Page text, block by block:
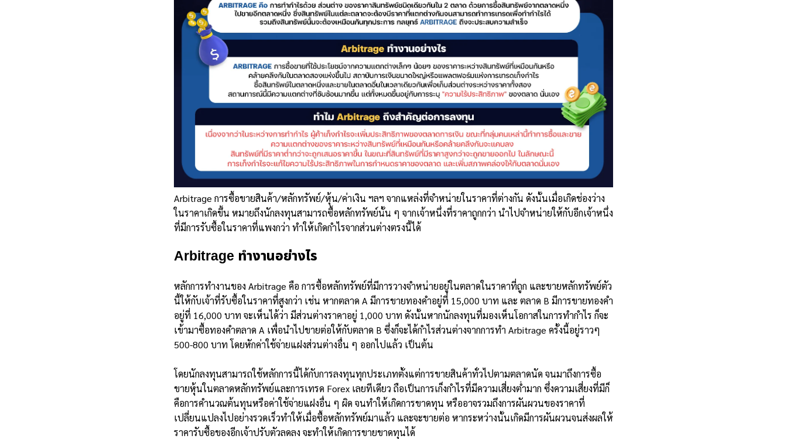
Arbitrage การซื้อขายสินค้า/หลักทรัพย์/หุ้น/ค่าเงิน ฯลฯ จากแหล่งที่จำหน่ายในราคาที่ต่างกัน ดังนั้นเมื่อเกิดช่องว่าง
ในราคาเกิดขึ้น หมายถึงนักลงทุนสามารถซื้อหลักทรัพย์นั้น ๆ จากเจ้าหนึ่งที่ราคาถูกกว่า นำไปจำหน่ายให้กับอีกเจ้าหนึ่ง
ที่มีการรับซื้อในราคาที่แพงกว่า ทำให้เกิดกำไรจากส่วนต่างตรงนี้ได้
Arbitrage ทำงานอย่างไร
หลักการทำงานของ Arbitrage คือ การซื้อหลักทรัพย์ที่มีการวางจำหน่ายอยู่ในตลาดในราคาที่ถูก และขายหลักทรัพย์ตัว
นี้ให้กับเจ้าที่รับซื้อในราคาที่สูงกว่า เช่น หากตลาด A มีการขายทองคำอยู่ที่ 15,000 บาท และ ตลาด B มีการขายทองคำ
อยู่ที่ 16,000 บาท จะเห็นได้ว่า มีส่วนต่างราคาอยู่ 1,000 บาท ดังนั้นหากนักลงทุนที่มองเห็นโอกาสในการทำกำไร ก็จะ
เข้ามาซื้อทองคำตลาด A เพื่อนำไปขายต่อให้กับตลาด B ซึ่งก็จะได้กำไรส่วนต่างจากการทำ Arbitrage ครั้งนี้อยู่ราวๆ
500-800 บาท โดยหักค่าใช้จ่ายแฝงส่วนต่างอื่น ๆ ออกไปแล้ว เป็นต้น
โดยนักลงทุนสามารถใช้หลักการนี้ได้กับการลงทุนทุกประเภทตั้งแต่การขายสินค้าทั่วไปตามตลาดนัด จนมาถึงการซื้อ
ขายหุ้นในตลาดหลักทรัพย์และการเทรด Forex เลยทีเดียว ถือเป็นการเก็งกำไรที่มีความเสี่ยงต่ำมาก ซึ่งความเสี่ยงที่มีก็
คือการคำนวณต้นทุนหรือค่าใช้จ่ายแฝงอื่น ๆ ผิด จนทำให้เกิดการขาดทุน หรืออาจรวมถึงการผันผวนของราคาที่
เปลี่ยนแปลงไปอย่างรวดเร็วทำให้เมื่อซื้อหลักทรัพย์มาแล้ว และจะขายต่อ หากระหว่างนั้นเกิดมีการผันผวนจนส่งผลให้
ราคารับซื้อของอีกเจ้าปรับตัวลดลง จะทำให้เกิดการขายขาดทุนได้